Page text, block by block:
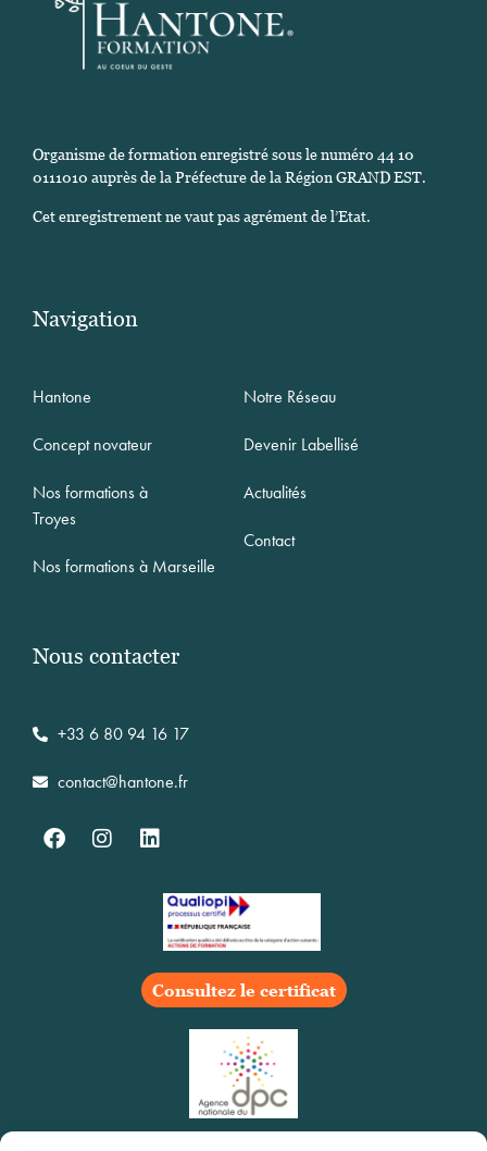
Organisme de formation enregistré sous le numéro 44 10
0111010 auprès de la Préfecture de la Région GRAND EST.
Cet enregistrement ne vaut pas agrément de l’Etat.
Navigation
Hantone
Concept novateur
Nos formations à
Troyes
Nos formations à Marseille
Notre Réseau
Devenir Labellisé
Actualités
Contact
Nous contacter
+33 6 80 94 16 17
contact@hantone.fr
Consultez le certificat